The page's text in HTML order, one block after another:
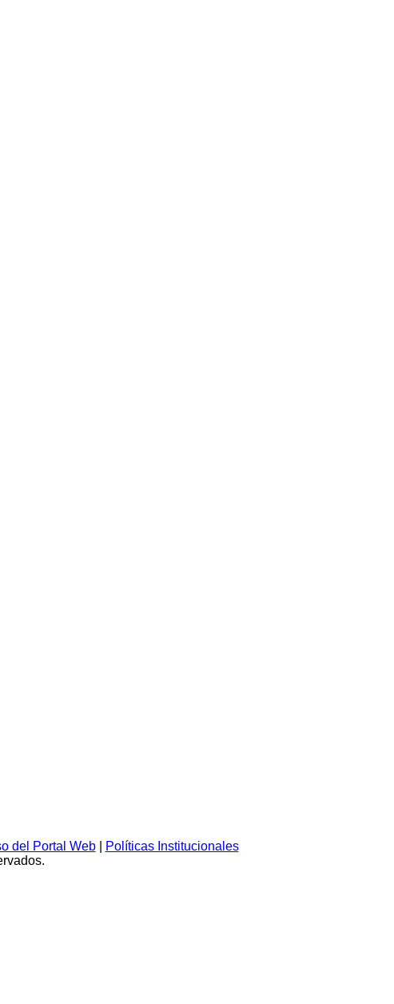
del Portal Web|
Políticas Institucionales